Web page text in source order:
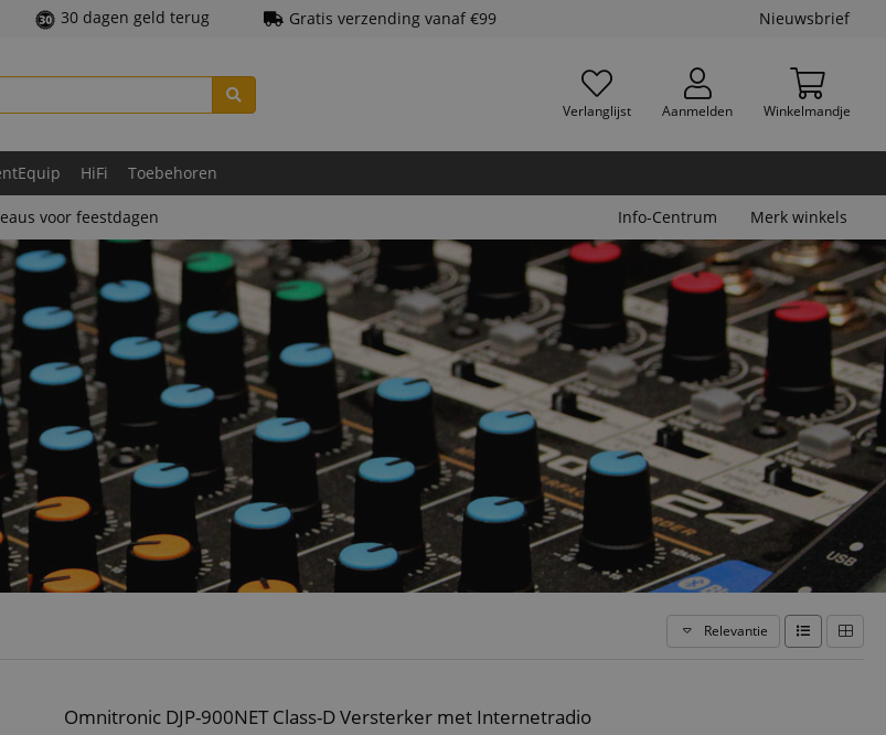
30 dagen geld terug Gratis verzending vanaf €99 Nieuwsbrief
Verlanglijst Aanmelden Winkelmandje
HiFi Toebehoren
voor feestdagen Info-Centrum Merk winkels
Relevantie
Omnitronic DJP-900NET Class-D Versterker met Internetradio